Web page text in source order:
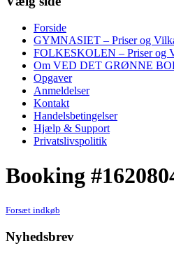
Forside
GYMNASIET – Priser og
FOLKESKOLEN – Priser og
Om VED DET GRØNNE
Opgaver
Anmeldelser
Kontakt
Handelsbetingelser
Hjælp & Support
Privatslivspolitik
Booking
Forsæt indkøb
Nyhedsbrev